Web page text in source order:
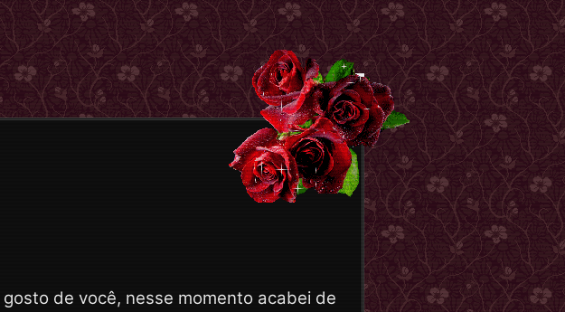
en
de você, nesse momento acabei de